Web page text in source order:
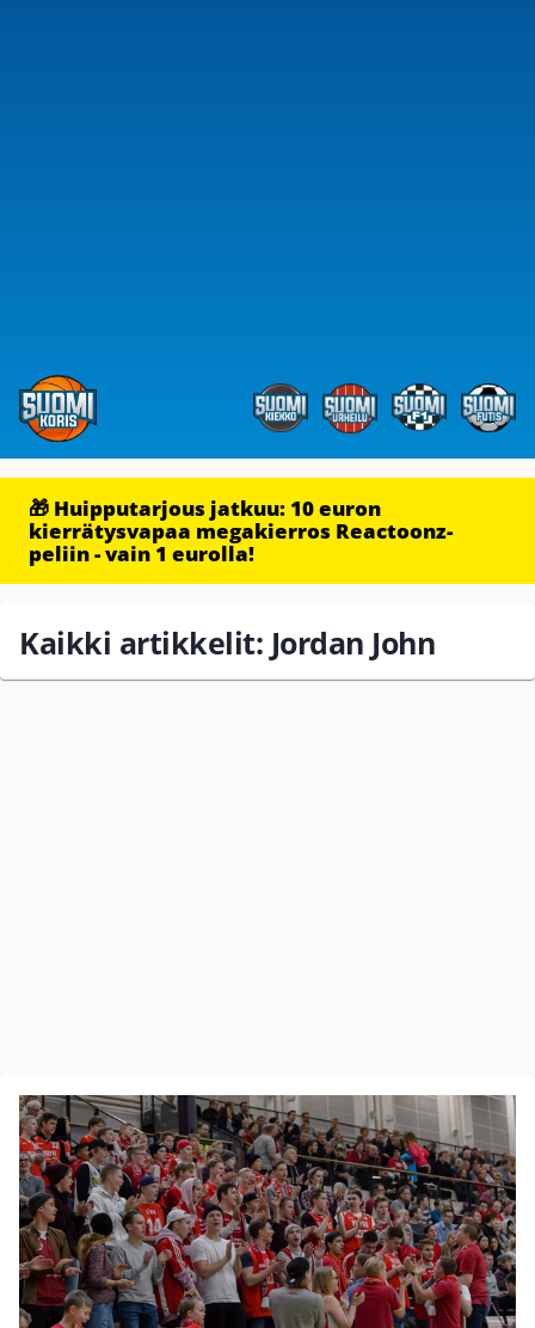
🎁 Huipputarjous jatkuu: 10 euron
kierrätysvapaa megakierros Reactoonz-
peliin - vain 1 eurolla!
Kaikki artikkelit: Jordan John